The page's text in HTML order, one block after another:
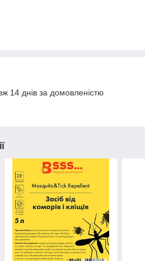
14 днів за домовленістю